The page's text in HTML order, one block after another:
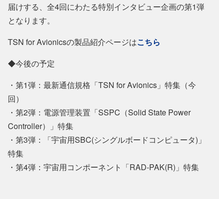
届けする、全4回にわたる特別インタビュー企画の第1弾
となります。
TSN for Avionicsの製品紹介ページはこちら
◆今後の予定
・第1弾：最新通信規格「TSN for Avionics」特集（今
回）
・第2弾：電源管理装置「SSPC（Solid State Power
Controller）」特集
・第3弾：「宇宙用SBC(シングルボードコンピュータ)」
特集
・第4弾：宇宙用コンポーネント「RAD-PAK(R)」特集